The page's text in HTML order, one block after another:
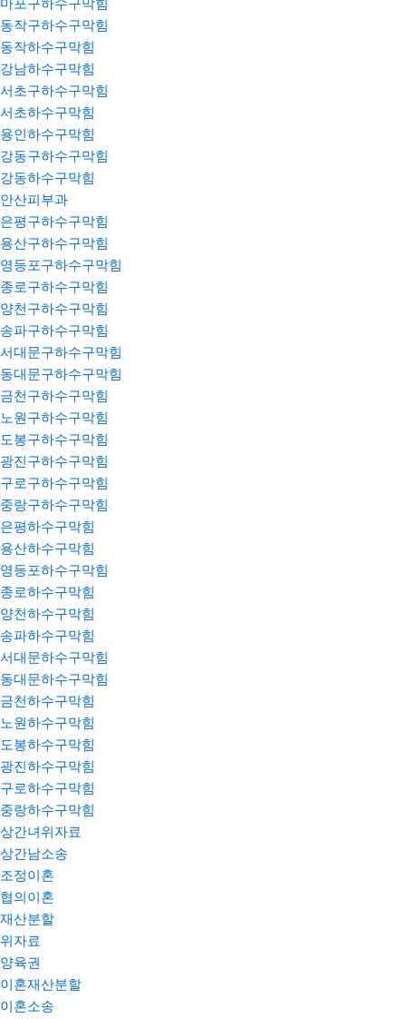
마포구하수구막힘
동작구하수구막힘
동작하수구막힘
강남하수구막힘
서초구하수구막힘
서초하수구막힘
용인하수구막힘
강동구하수구막힘
강동하수구막힘
안산피부과
은평구하수구막힘
용산구하수구막힘
영등포구하수구막힘
종로구하수구막힘
양천구하수구막힘
송파구하수구막힘
서대문구하수구막힘
동대문구하수구막힘
금천구하수구막힘
노원구하수구막힘
도봉구하수구막힘
광진구하수구막힘
구로구하수구막힘
중랑구하수구막힘
은평하수구막힘
용산하수구막힘
영등포하수구막힘
종로하수구막힘
양천하수구막힘
송파하수구막힘
서대문하수구막힘
동대문하수구막힘
금천하수구막힘
노원하수구막힘
도봉하수구막힘
광진하수구막힘
구로하수구막힘
중랑하수구막힘
상간녀위자료
상간남소송
조정이혼
협의이혼
재산분할
위자료
양육권
이혼재산분할
이혼소송